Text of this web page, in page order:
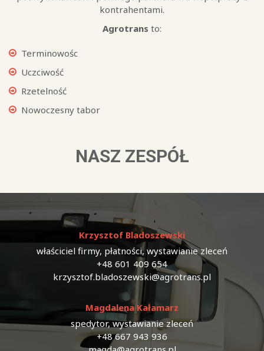
kontrahentami.
Agrotrans to:
Terminowośc
Uczciwość
Rzetelność
Nowoczesny tabor
NASZ ZESPÓŁ
Krzysztof Bladoszewski
właściciel firmy, płatności, wystawianie zleceń
+48 601 409 654
krzysztof.bladoszewski@agrotrans.pl
Magdalena Kałamarz
spedytor, wystawianie zleceń
+48 667 943 936